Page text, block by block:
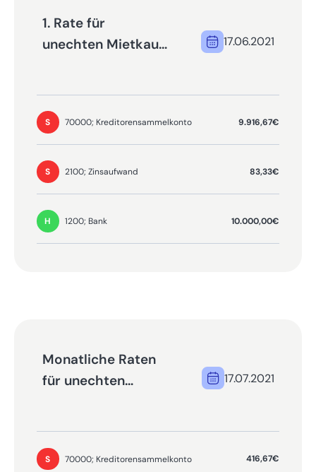
1. Rate für
unechten Mietkauf
17.06.2021
S 70000; Kreditorensammelkonto 9.916,67€
S 2100; Zinsaufwand 83,33€
H 1200; Bank 10.000,00€
Monatliche Raten
für unechten
17.07.2021
S 70000; Kreditorensammelkonto 416,67€